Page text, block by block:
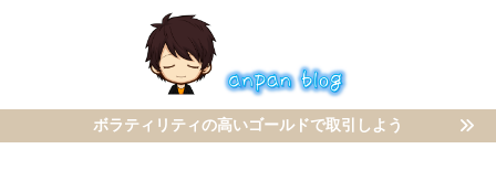
ボラティリティの高いゴールドで取引しよう